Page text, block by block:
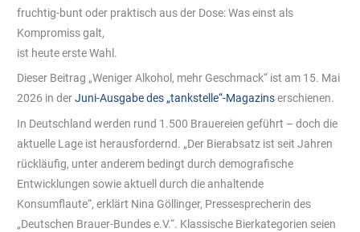
fruchtig-bunt oder praktisch aus der Dose: Was einst als
Kompromiss galt,
ist heute erste Wahl.
Dieser Beitrag „Weniger Alkohol, mehr Geschmack“ ist am 15. Mai
2026 in derJuni-Ausgabe des „tankstelle“-Magazinserschienen.
In Deutschland werden rund 1.500 Brauereien geführt – doch die
aktuelle Lage ist herausfordernd. „Der Bierabsatz ist seit Jahren
rückläufig, unter anderem bedingt durch demografische
Entwicklungen sowie aktuell durch die anhaltende
Konsumflaute“, erklärt Nina Göllinger, Pressesprecherin des
„Deutschen Brauer-Bundes e.V.“. Klassische Bierkategorien seien